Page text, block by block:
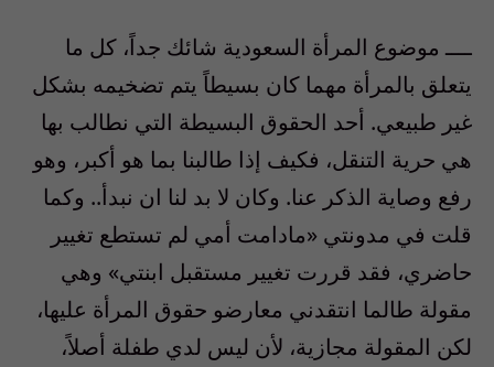
ــــ موضوع المرأة السعودية شائك جداً، كل ما
يتعلق بالمرأة مهما كان بسيطاً يتم تضخيمه بشكل
غير طبيعي. أحد الحقوق البسيطة التي نطالب بها
هي حرية التنقل، فكيف إذا طالبنا بما هو أكبر، وهو
رفع وصاية الذكر عنا. وكان لا بد لنا ان نبدأ.. وكما
قلت في مدونتي «مادامت أمي لم تستطع تغيير
حاضري، فقد قررت تغيير مستقبل ابنتي» وهي
مقولة طالما انتقدني معارضو حقوق المرأة عليها،
لكن المقولة مجازية، لأن ليس لدي طفلة أصلاً،